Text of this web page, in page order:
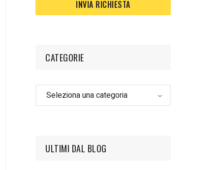
CATEGORIE
ULTIMI DAL BLOG